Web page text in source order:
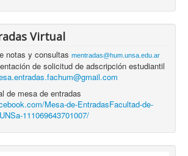
Virtual
notas y consultas mentradas@hum.unsa.edu.ar
de solicitud de adscripción estudiantil
de mesa de entradas
Mesa-de-EntradasFacultad-de-
111069643701007/